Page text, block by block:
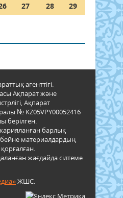
27 28
29
агенттігі.
Ақпарат және
Ақпарат
№ KZ05VPY00052416
берілген.
барлық
материалдардың
жағдайда сілтеме
ЖШС.